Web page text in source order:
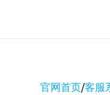
官网首页/客服